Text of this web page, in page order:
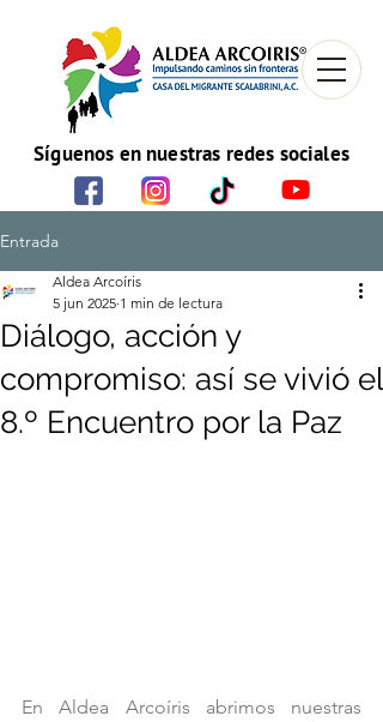
Síguenos en nuestras redes sociales
Entrada
Diálogo, acción y
compromiso: así se vivió el
8.º Encuentro por la Paz
Aldea Arcoíris
5 jun 2025 1 min de lectura
En Aldea Arcoíris abrimos nuestras